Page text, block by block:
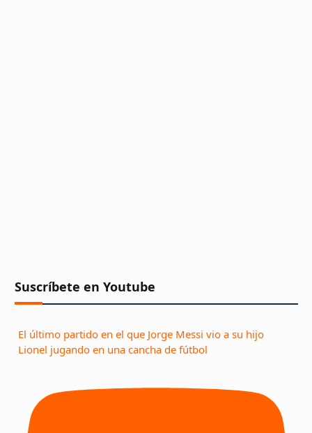
Suscríbete en Youtube
El último partido en el que Jorge Messi vio a su hijo
Lionel jugando en una cancha de fútbol